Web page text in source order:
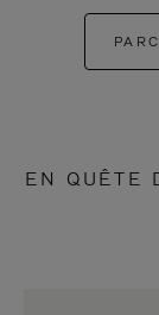
EN QUÊTE